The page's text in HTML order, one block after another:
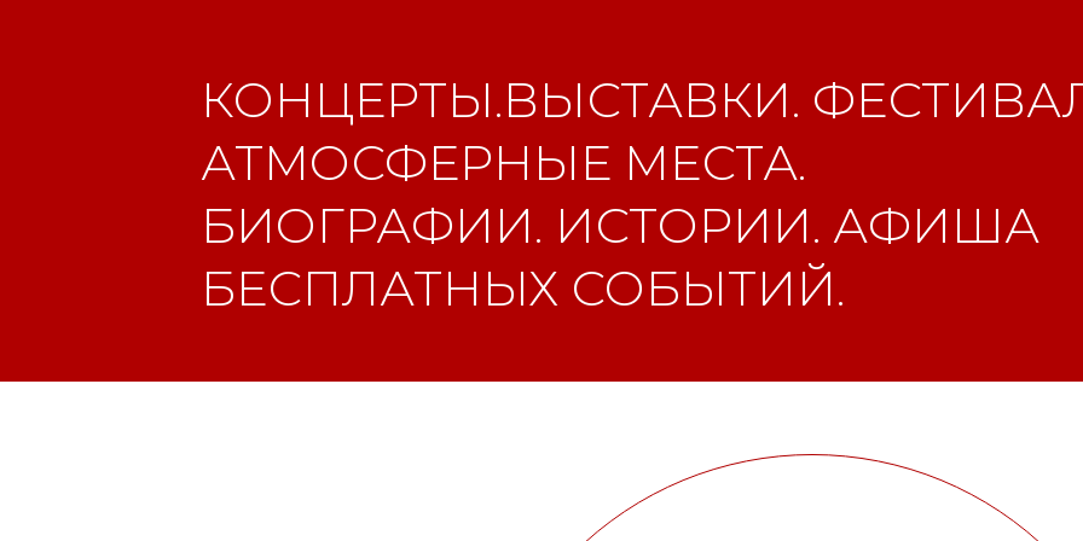
КОНЦЕРТЫ.ВЫСТАВКИ.
АТМОСФЕРНЫЕ МЕСТА.
БИОГРАФИИ. ИСТОРИИ. АФИША
БЕСПЛАТНЫХ СОБЫТИЙ.